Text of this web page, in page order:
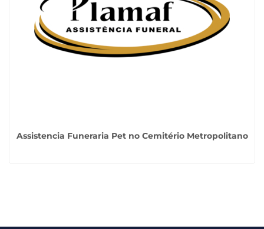
Assistencia Funeraria Pet no Cemitério Metropolitano